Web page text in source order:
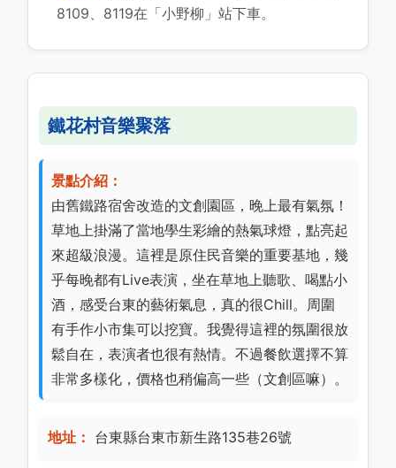
8109、8119在「小野柳」站下車。
鐵花村音樂聚落
景點介紹：
由舊鐵路宿舍改造的文創園區，晚上最有氣氛！
草地上掛滿了當地學生彩繪的熱氣球燈，點亮起
來超級浪漫。這裡是原住民音樂的重要基地，幾
乎每晚都有Live表演，坐在草地上聽歌、喝點小
酒，感受台東的藝術氣息，真的很Chill。周圍
有手作小市集可以挖寶。我覺得這裡的氛圍很放
鬆自在，表演者也很有熱情。不過餐飲選擇不算
非常多樣化，價格也稍偏高一些（文創區嘛）。
地址： 台東縣台東市新生路135巷26號